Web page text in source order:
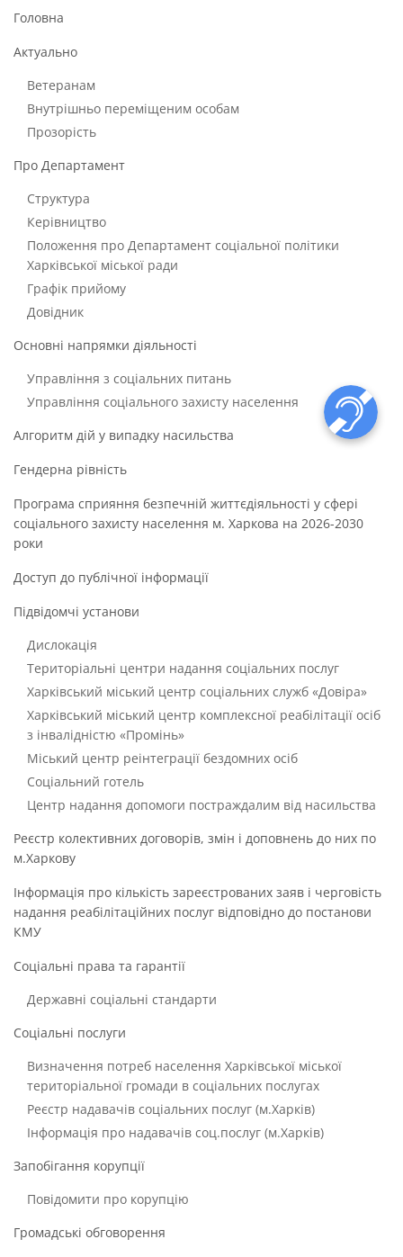
Головна
Актуально
Ветеранам
Внутрішньо переміщеним особам
Прозорість
Про Департамент
Структура
Керівництво
Положення про Департамент соціальної політики
Харківської міської ради
Графік прийому
Довідник
Основні напрямки діяльності
Управління з соціальних питань
Управління соціального захисту населення
Алгоритм дій у випадку насильства
Гендерна рівність
Програма сприяння безпечній життєдіяльності у сфері
соціального захисту населення м. Харкова на 2026-2030
роки
Доступ до публічної інформації
Підвідомчі установи
Дислокація
Територіальні центри надання соціальних послуг
Харківський міський центр соціальних служб «Довіра»
Харківський міський центр комплексної реабілітації осіб
з інвалідністю «Промінь»
Міський центр реінтеграції бездомних осіб
Соціальний готель
Центр надання допомоги постраждалим від насильства
Реєстр колективних договорів, змін і доповнень до них по
м.Харкову
Інформація про кількість зареєстрованих заяв і черговість
надання реабілітаційних послуг відповідно до постанови
КМУ
Соціальні права та гарантії
Державні соціальні стандарти
Соціальні послуги
Визначення потреб населення Харківської міської
територіальної громади в соціальних послугах
Реєстр надавачів соціальних послуг (м.Харків)
Інформація про надавачів соц.послуг (м.Харків)
Запобігання корупції
Повідомити про корупцію
Громадські обговорення